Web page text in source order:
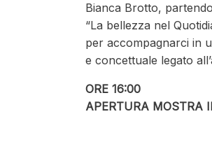
Bianca Brotto,
“La bellezza nel
per accompagnarci in
e concettuale legato
ORE 16:00
APERTURA MOSTRA